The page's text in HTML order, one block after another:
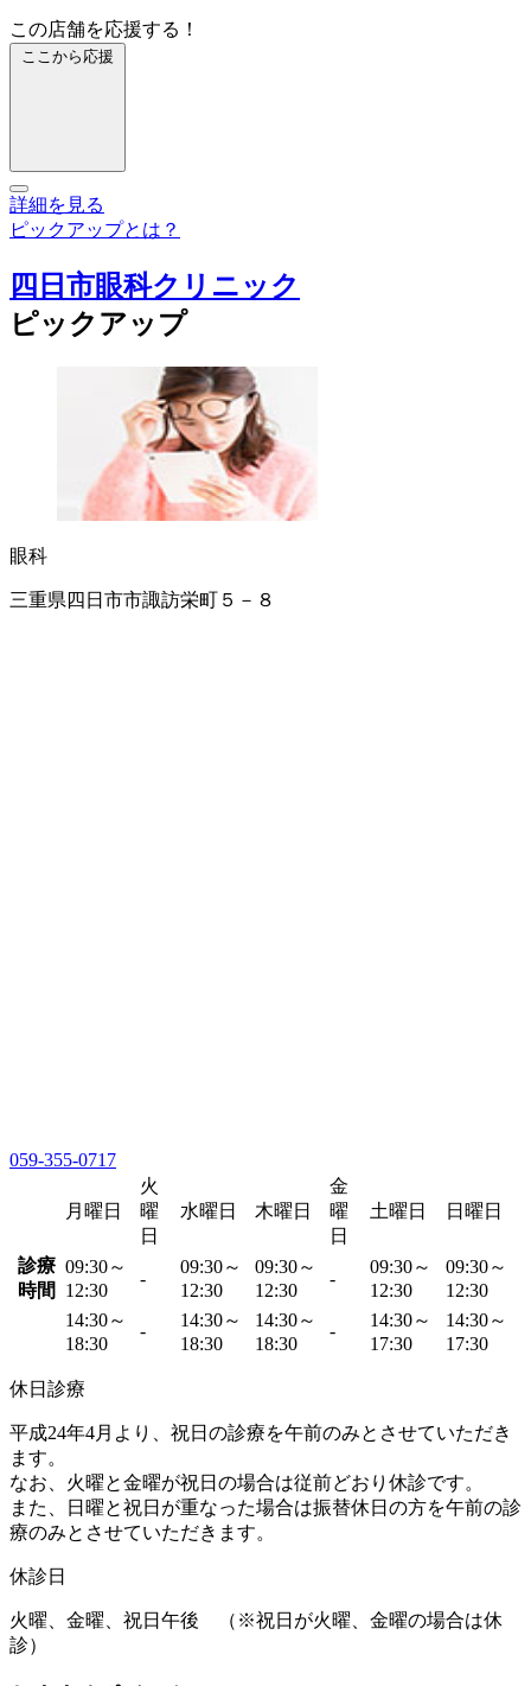
この店舗を応援する！
ここから応援
詳細を見る
ピックアップとは？
四日市眼科クリニック
ピックアップ
眼科
三重県四日市市諏訪栄町５－８
059-355-0717
月曜日
火
曜
日
水曜日 木曜日
金
曜
日
土曜日 日曜日
診療
時間
09:30～
12:30
-
09:30～
12:30
09:30～
12:30
-
09:30～
12:30
09:30～
12:30
14:30～
18:30
-
14:30～
18:30
14:30～
18:30
-
14:30～
17:30
14:30～
17:30
休日診療
平成24年4月より、祝日の診療を午前のみとさせていただき
ます。
なお、火曜と金曜が祝日の場合は従前どおり休診です。
また、日曜と祝日が重なった場合は振替休日の方を午前の診
療のみとさせていただきます。
休診日
火曜、金曜、祝日午後 （※祝日が火曜、金曜の場合は休
診）